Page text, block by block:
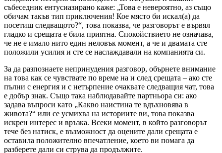
събеседник ентусиазирано каже: „Това е невероятно, аз също
обичам такъв тип приключения! Кое място би искал(а) да
посетиш следващото?“, това показва, че разговорът е вървял
гладко и срещата е била приятна. Спокойствието не означава,
че не е имало нито един неловък момент, а че и двамата сте
положили усилия и сте се наслаждавали на компанията си.
За да разпознаете непринудения разговор, обърнете внимание
на това как се чувствате по време на и след срещата – ако сте
пълни с енергия и с нетърпение очаквате следващия чат, това
е добър знак. Също така наблюдавайте партньора си: ако
задава въпроси като „Какво наистина те вдъхновява в
живота?“ или се усмихва на историите ви, това показва
искрен интерес и връзка. Всеки момент, в който разговорът
тече без натиск, е възможност да оцените дали срещата е
оставила положително впечатление, което ви помага да
разберете дали си струва да продължите.